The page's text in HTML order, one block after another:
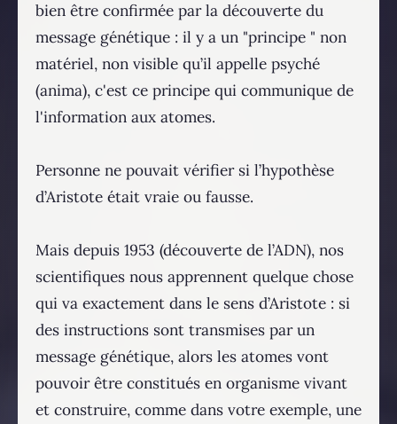
bien être confirmée par la découverte du
message génétique : il y a un "principe " non
matériel, non visible qu’il appelle psyché
(anima), c'est ce principe qui communique de
l'information aux atomes.
Personne ne pouvait vérifier si l’hypothèse
d’Aristote était vraie ou fausse.
Mais depuis 1953 (découverte de l’ADN), nos
scientifiques nous apprennent quelque chose
qui va exactement dans le sens d’Aristote : si
des instructions sont transmises par un
message génétique, alors les atomes vont
pouvoir être constitués en organisme vivant
et construire, comme dans votre exemple, une